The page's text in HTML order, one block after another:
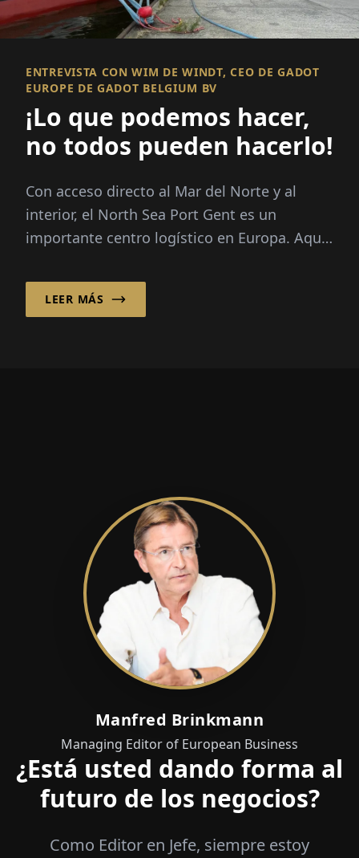
ENTREVISTA CON WIM DE WINDT, CEO DE GADOT
EUROPE DE GADOT BELGIUM BV
¡Lo que podemos hacer,
no todos pueden hacerlo!
Con acceso directo al Mar del Norte y al
interior, el North Sea Port Gent es un
importante centro logístico en Europa. Aquí
LEER MÁS
Manfred Brinkmann
Managing Editor of European Business
¿Está usted dando forma al
futuro de los negocios?
Como Editor en Jefe, siempre estoy